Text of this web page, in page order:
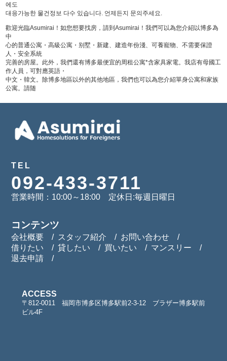
에도
대응가능한 물건정보 다수 있습니다. 언제든지 문의주세요.
歡迎光臨Asumirai！如您想要找房，請到Asumirai！我們可以為您介紹以博多為
中
心的普通公寓・高級公寓・别墅・新建、建造年份淺、可養寵物、不需要保證
人・安全系統
完善的房屋。此外，我們還有博多最便宜的周租公寓*含家具家電。我店有母國工
作人員，可對應英語・
中文・韓文。除博多地區以外的其他地區，我們也可以為您介紹單身公寓和家族
公寓。請随
TEL
092-433-3711
営業時間：10:00～18:00 定休日:毎週日曜日
コンテンツ
会社概要 スタッフ紹介
お問い合わせ
借りたい
貸したい 買いたい
マンスリー
退去申請
ACCESS
〒812-0011 福岡市博多区博多駅前2-3-12 ブラザー博多駅前
ビル4F